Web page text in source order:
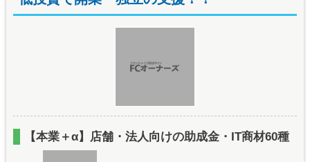
【本業＋α】店舗・法人向けの助成金・IT商材60種